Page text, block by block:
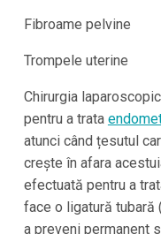
Fibroame pelvine
Trompele uterine
Chirurgia
pentru a trata
atunci când țesutul
crește în afara
efectuată pentru a
face o ligatură tubară
a preveni permanent